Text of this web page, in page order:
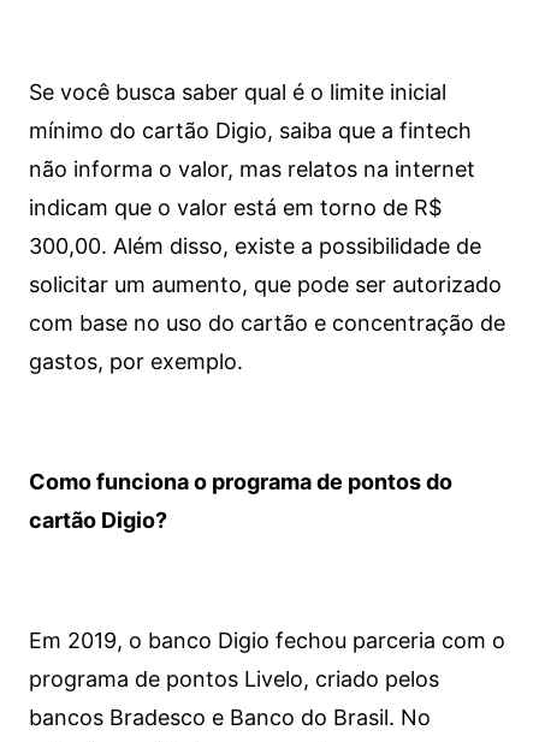
Se você busca saber qual é o limite inicial
mínimo do cartão Digio, saiba que a fintech
não informa o valor, mas relatos na internet
indicam que o valor está em torno de R$
300,00. Além disso, existe a possibilidade de
solicitar um aumento, que pode ser autorizado
com base no uso do cartão e concentração de
gastos, por exemplo.
Como funciona o programa de pontos do
cartão Digio?
Em 2019, o banco Digio fechou parceria com o
programa de pontos Livelo, criado pelos
bancos Bradesco e Banco do Brasil. No